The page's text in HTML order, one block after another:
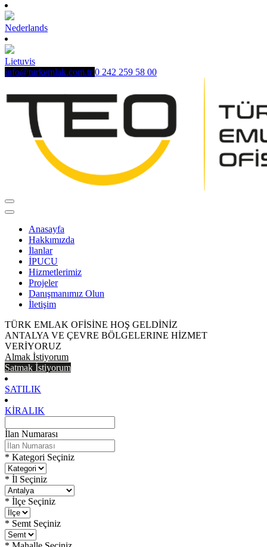
Nederlands
Lietuvis
info@turkemlak.com.tr 0 242 259 58 00
Anasayfa
Hakkımızda
İlanlar
İPUCU
Hizmetlerimiz
Projeler
Danışmanımız Olun
İletişim
TÜRK EMLAK OFİSİNE HOŞ GELDİNİZ
ANTALYA VE ÇEVRE BÖLGELERINE HİZMET
VERİYORUZ
Almak İstiyorum
Satmak İstiyorum
SATILIK
KIRALIK
İlan Numarası
* Kategori Seçiniz
* İl Seçiniz
* İlçe Seçiniz
* Semt Seçiniz